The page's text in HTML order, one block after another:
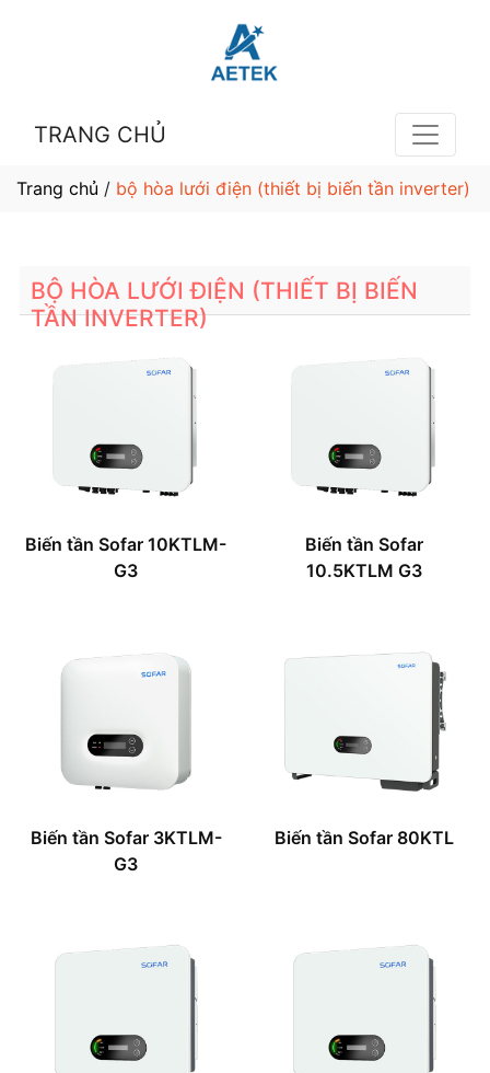
TRANG CHỦ
Trang chủ / bộ hòa lưới điện (thiết bị biến tần inverter)
BỘ HÒA LƯỚI ĐIỆN (THIẾT BỊ BIẾN
TẦN INVERTER)
Biến tần Sofar 10KTLM-
G3
Biến tần Sofar
10.5KTLM G3
Biến tần Sofar 3KTLM-
G3
Biến tần Sofar 80KTL